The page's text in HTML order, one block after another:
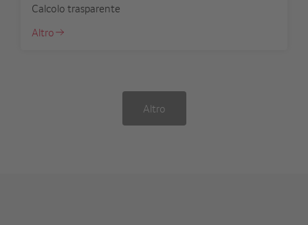
Calcolo trasparente
Altro
Altro